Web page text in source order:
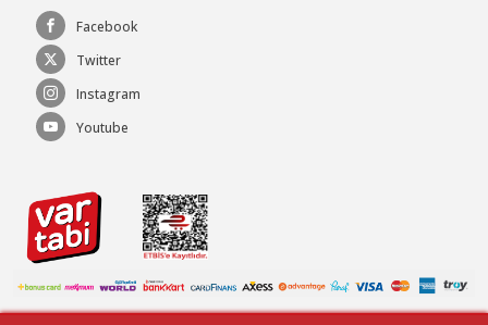
Facebook
Twitter
Instagram
Youtube